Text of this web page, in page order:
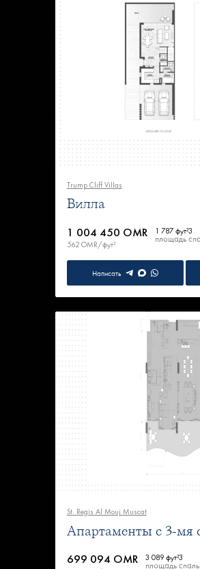
Trump Cliff Villas
Вилла
1 004 450 OMR
562 OMR/фут²
1 787 фут²
площадь
3
Написать
St. Regis Al Mouj Muscat
Апартаменты с 3-мя
699 094 OMR 3 089 фут²
площадь
3